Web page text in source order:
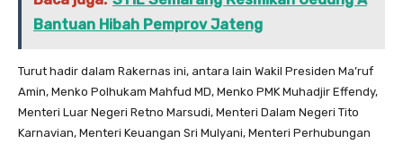
Bantuan Hibah Pemprov Jateng
Turut hadir dalam Rakernas ini, antara lain Wakil Presiden Ma’ruf
Amin, Menko Polhukam Mahfud MD, Menko PMK Muhadjir Effendy,
Menteri Luar Negeri Retno Marsudi, Menteri Dalam Negeri Tito
Karnavian, Menteri Keuangan Sri Mulyani, Menteri Perhubungan